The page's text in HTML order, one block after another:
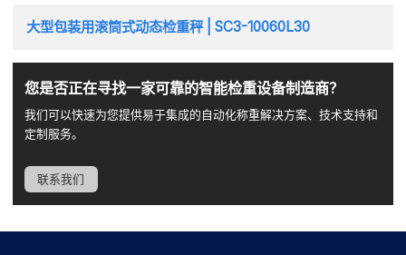
大型包装用滚筒式动态检重秤 | SC3-10060L30
您是否正在寻找一家可靠的智能检重设备制造商？
我们可以快速为您提供易于集成的自动化称重解决方案、技术支持和
定制服务。
联系我们